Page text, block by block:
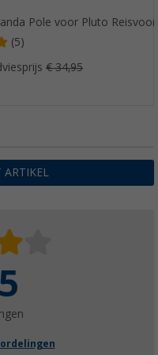
Pole voor Pluto
(5)
€ 34,95
ARTIKEL